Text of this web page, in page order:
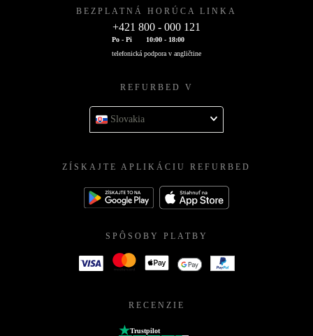
BEZPLATNÁ HORÚCA LINKA
+421 800 - 000 121
Po - Pi
10:00 - 18:00
telefonická podpora v angličtine
REFURBED V
Slovakia
ZÍSKAJTE APLIKÁCIU REFURBED
SPÔSOBY PLATBY
RECENZIE
Trustpilot